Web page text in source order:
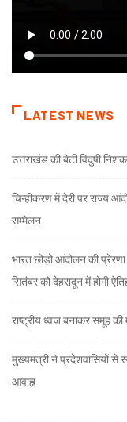
LATEST NEWS
उत्तराखंड की बेटी विदुषी
चिन्हीकरण में देरी पर राज्य
सम्मेलन
भारत छोड़ो आंदोलन की
सितंबर को देहरादून में होगी
राष्ट्रीय ध्वज बनाकर समूह की
मुख्यमंत्री ने प्रदेशवासियों से
आवाह्न